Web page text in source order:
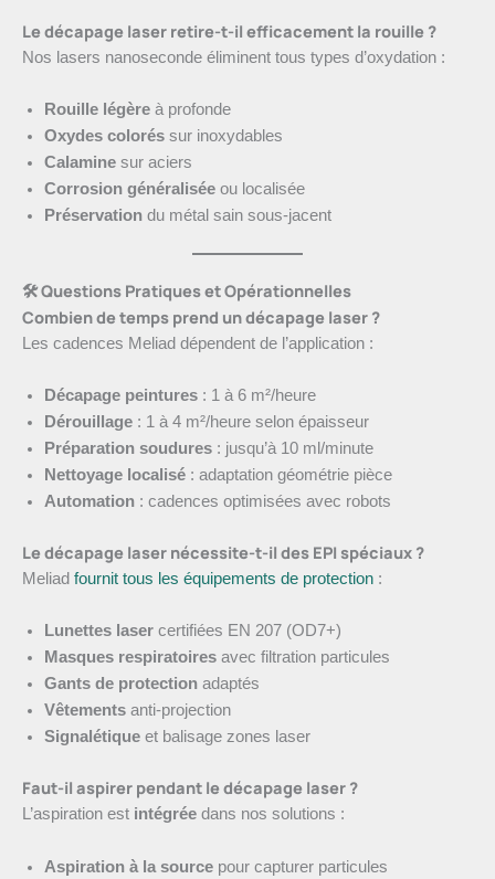
Le décapage laser retire-t-il efficacement la rouille ?
Nos lasers nanoseconde éliminent tous types d’oxydation :
Rouille légère à profonde
Oxydes colorés sur inoxydables
Calamine sur aciers
Corrosion généralisée ou localisée
Préservation du métal sain sous-jacent
🛠️ Questions Pratiques et Opérationnelles
Combien de temps prend un décapage laser ?
Les cadences Meliad dépendent de l’application :
Décapage peintures : 1 à 6 m²/heure
Dérouillage : 1 à 4 m²/heure selon épaisseur
Préparation soudures : jusqu’à 10 ml/minute
Nettoyage localisé : adaptation géométrie pièce
Automation : cadences optimisées avec robots
Le décapage laser nécessite-t-il des EPI spéciaux ?
Meliad fournit tous les équipements de protection :
Lunettes laser certifiées EN 207 (OD7+)
Masques respiratoires avec filtration particules
Gants de protection adaptés
Vêtements anti-projection
Signalétique et balisage zones laser
Faut-il aspirer pendant le décapage laser ?
L’aspiration est intégrée dans nos solutions :
Aspiration à la source pour capturer particules